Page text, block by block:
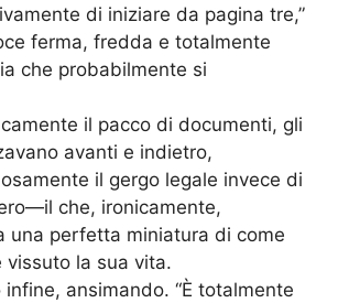
di iniziare da pagina tre,”
ferma, fredda e totalmente
che probabilmente si
il pacco di documenti, gli
avanti e indietro,
il gergo legale invece di
che, ironicamente,
una perfetta miniatura di come
vissuto la sua vita.
infine, ansimando. “È totalmente